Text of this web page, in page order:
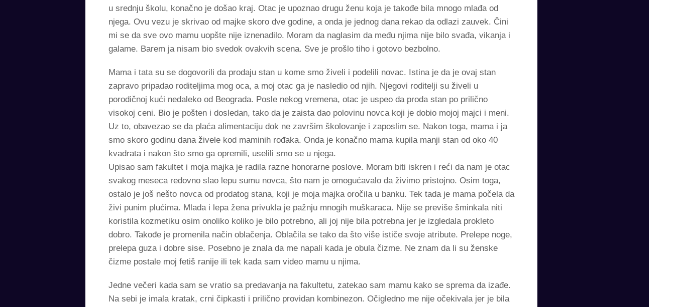
u srednju školu, konačno je došao kraj. Otac je upoznao drugu ženu koja je takođe bila mnogo mlađa od
njega. Ovu vezu je skrivao od majke skoro dve godine, a onda je jednog dana rekao da odlazi zauvek. Čini
mi se da sve ovo mamu uopšte nije iznenadilo. Moram da naglasim da među njima nije bilo svađa, vikanja i
galame. Barem ja nisam bio svedok ovakvih scena. Sve je prošlo tiho i gotovo bezbolno.
Mama i tata su se dogovorili da prodaju stan u kome smo živeli i podelili novac. Istina je da je ovaj stan
zapravo pripadao roditeljima mog oca, a moj otac ga je nasledio od njih. Njegovi roditelji su živeli u
porodičnoj kući nedaleko od Beograda. Posle nekog vremena, otac je uspeo da proda stan po prilično
visokoj ceni. Bio je pošten i dosledan, tako da je zaista dao polovinu novca koji je dobio mojoj majci i meni.
Uz to, obavezao se da plaća alimentaciju dok ne završim školovanje i zaposlim se. Nakon toga, mama i ja
smo skoro godinu dana živele kod maminih rođaka. Onda je konačno mama kupila manji stan od oko 40
kvadrata i nakon što smo ga opremili, uselili smo se u njega.
Upisao sam fakultet i moja majka je radila razne honorarne poslove. Moram biti iskren i reći da nam je otac
svakog meseca redovno slao lepu sumu novca, što nam je omogućavalo da živimo pristojno. Osim toga,
ostalo je još nešto novca od prodatog stana, koji je moja majka oročila u banku. Tek tada je mama počela da
živi punim plućima. Mlada i lepa žena privukla je pažnju mnogih muškaraca. Nije se previše šminkala niti
koristila kozmetiku osim onoliko koliko je bilo potrebno, ali joj nije bila potrebna jer je izgledala prokleto
dobro. Takođe je promenila način oblačenja. Oblačila se tako da što više ističe svoje atribute. Prelepe noge,
prelepa guza i dobre sise. Posebno je znala da me napali kada je obula čizme. Ne znam da li su ženske
čizme postale moj fetiš ranije ili tek kada sam video mamu u njima.
Jedne večeri kada sam se vratio sa predavanja na fakultetu, zatekao sam mamu kako se sprema da izađe.
Na sebi je imala kratak, crni čipkasti i prilično providan kombinezon. Očigledno me nije očekivala jer je bila